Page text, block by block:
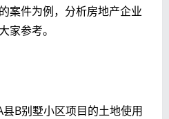
案件为例，分析房地产企业
家参考。
B别墅小区项目的土地使用